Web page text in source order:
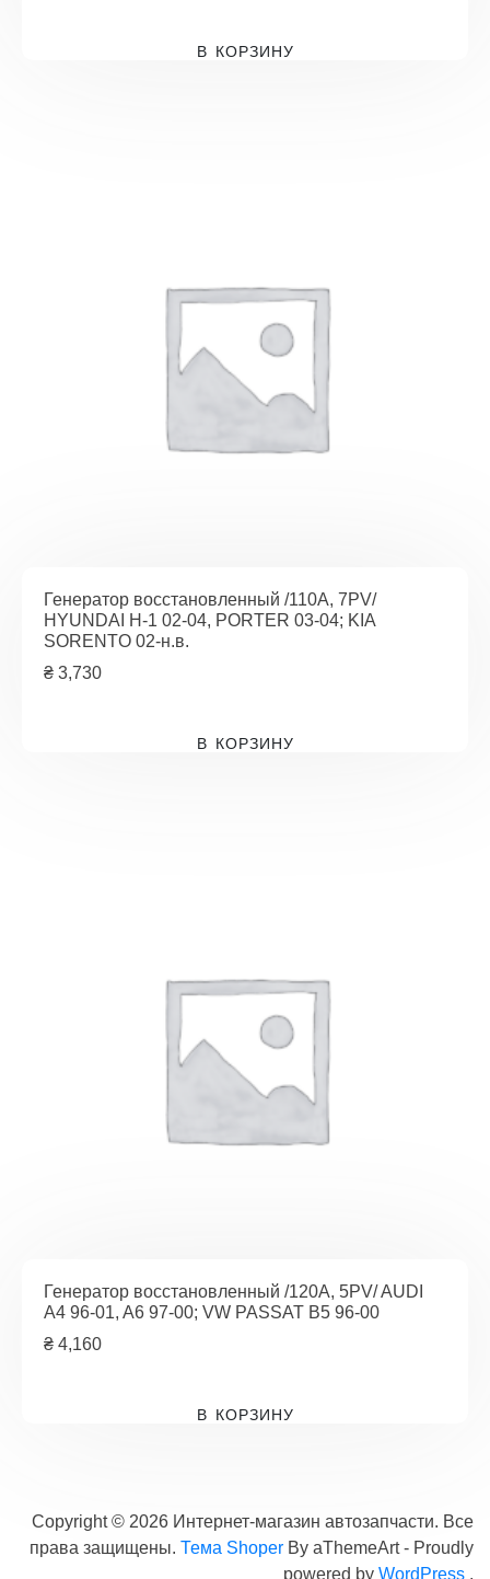
В КОРЗИНУ
Генератор восстановленный /110A, 7PV/
HYUNDAI H-1 02-04, PORTER 03-04; KIA
SORENTO 02-н.в.
₴ 3,730
В КОРЗИНУ
Генератор восстановленный /120A, 5PV/ AUDI
A4 96-01, A6 97-00; VW PASSAT B5 96-00
₴ 4,160
В КОРЗИНУ
Copyright © 2026 Интернет-магазин автозапчасти. Все
права защищены. Тема Shoper By aThemeArt - Proudly
powered by WordPress .